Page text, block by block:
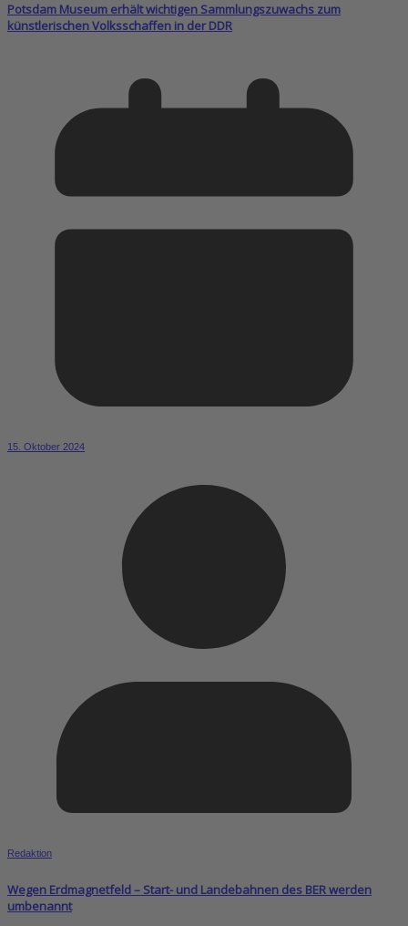
Potsdam Museum erhält wichtigen Sammlungszuwachs zum
künstlerischen Volksschaffen in der DDR
15. Oktober 2024
Redaktion
Wegen Erdmagnetfeld – Start- und Landebahnen des BER werden
umbenannt